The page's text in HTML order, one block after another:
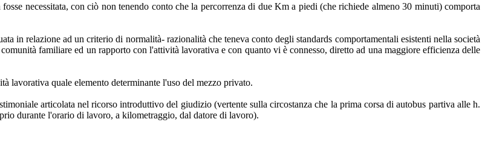
necessitata, con ciò non tenendo conto che la percorrenza di due Km a piedi (che richiede almeno 30 minuti) comporta
in relazione ad un criterio di normalità- razionalità che teneva conto degli standards comportamentali esistenti nella società
familiare ed un rapporto con l'attività lavorativa e con quanto vi è connesso, diretto ad una maggiore efficienza delle
lavorativa quale elemento determinante l'uso del mezzo privato.
articolata nel ricorso introduttivo del giudizio (vertente sulla circostanza che la prima corsa di autobus partiva alle h.
durante l'orario di lavoro, a kilometraggio, dal datore di lavoro).